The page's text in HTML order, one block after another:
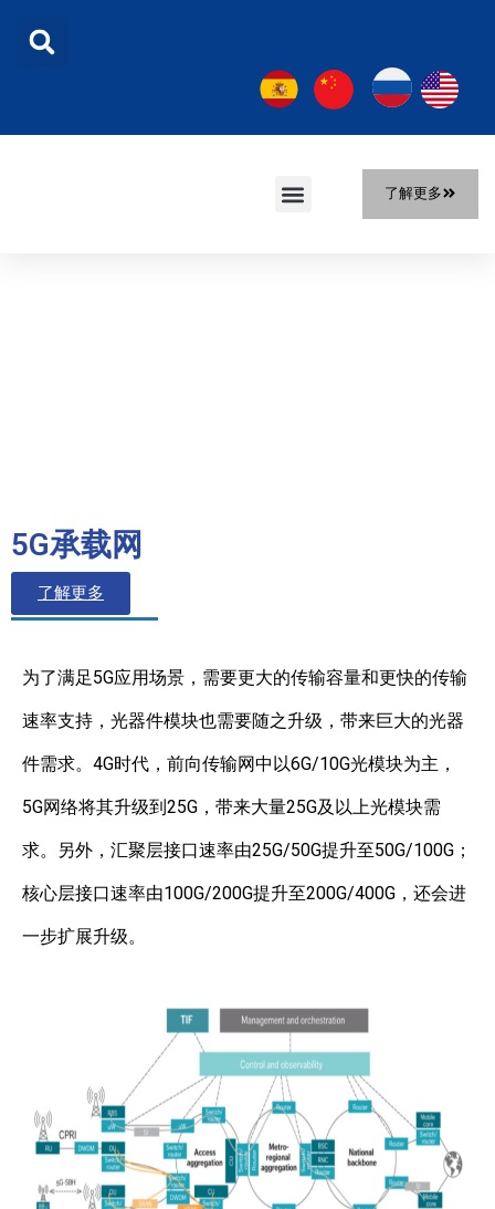
了解更多
5G承载网
了解更多
为了满足5G应用场景，需要更大的传输容量和更快的传输
速率支持，光器件模块也需要随之升级，带来巨大的光器
件需求。4G时代，前向传输网中以6G/10G光模块为主，
5G网络将其升级到25G，带来大量25G及以上光模块需
求。另外，汇聚层接口速率由25G/50G提升至50G/100G；
核心层接口速率由100G/200G提升至200G/400G，还会进
一步扩展升级。